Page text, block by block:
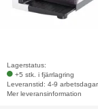
Lagerstatus:
+5 stk. i fjärrlagring
Leveranstid: 4-9 arbetsdagar
Mer leveransinformation